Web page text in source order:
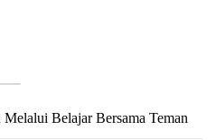
Belajar Bersama Teman